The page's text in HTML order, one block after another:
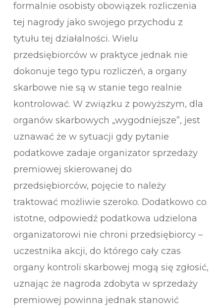
formalnie osobisty obowiązek rozliczenia
tej nagrody jako swojego przychodu z
tytułu tej działalności. Wielu
przedsiębiorców w praktyce jednak nie
dokonuje tego typu rozliczeń, a organy
skarbowe nie są w stanie tego realnie
kontrolować. W związku z powyższym, dla
organów skarbowych „wygodniejsze”, jest
uznawać że w sytuacji gdy pytanie
podatkowe zadaje organizator sprzedaży
premiowej skierowanej do
przedsiębiorców, pojęcie to należy
traktować możliwie szeroko. Dodatkowo co
istotne, odpowiedź podatkowa udzielona
organizatorowi nie chroni przedsiębiorcy –
uczestnika akcji, do którego cały czas
organy kontroli skarbowej mogą się zgłosić,
uznając że nagroda zdobyta w sprzedaży
premiowej powinna jednak stanowić